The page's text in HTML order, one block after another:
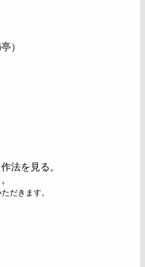
）
法を見る。
だきます。